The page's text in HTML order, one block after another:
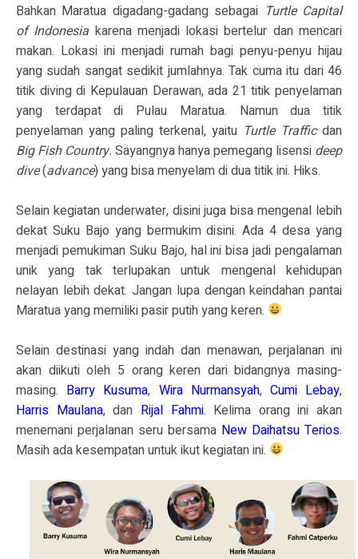
Bahkan Maratua digadang-gadang sebagai Turtle Capital
of Indonesia karena menjadi lokasi bertelur dan mencari
makan. Lokasi ini menjadi rumah bagi penyu-penyu hijau
yang sudah sangat sedikit jumlahnya. Tak cuma itu dari 46
titik diving di Kepulauan Derawan, ada 21 titik penyelaman
yang terdapat di Pulau Maratua. Namun dua titik
penyelaman yang paling terkenal, yaitu Turtle Trafficdan
Big Fish Country. Sayangnya hanya pemegang lisensi deep
dive(advance) yang bisa menyelam di dua titik ini. Hiks.
Selain kegiatan underwater, disini juga bisa mengenal lebih
dekat Suku Bajo yang bermukim disini. Ada 4 desa yang
menjadi pemukiman Suku Bajo, hal ini bisa jadi pengalaman
unik yang tak terlupakan untuk mengenal kehidupan
nelayan lebih dekat. Jangan lupa dengan keindahan pantai
Maratua yang memiliki pasir putih yang keren.
Selain destinasi yang indah dan menawan, perjalanan ini
akan diikuti oleh 5 orang keren dari bidangnya masing-
masing. Barry Kusuma, Wira Nurmansyah, Cumi Lebay,
Harris Maulana, dan Rijal Fahmi. Kelima orang ini akan
menemani perjalanan seru bersama New Daihatsu Terios.
Masih ada kesempatan untuk ikut kegiatan ini.